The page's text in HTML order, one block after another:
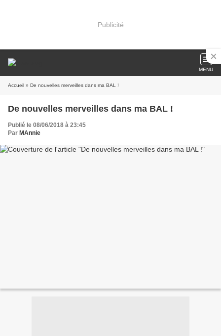
Publicité
MENU
Accueil » De nouvelles merveilles dans ma BAL !
De nouvelles merveilles dans ma BAL !
Publié le 08/06/2018 à 23:45
Par MAnnie